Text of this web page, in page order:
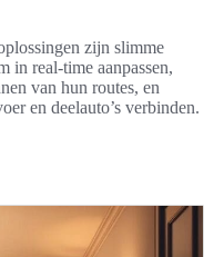
zijn slimme
in real-time aanpassen,
van hun routes, en
en deelauto’s verbinden.